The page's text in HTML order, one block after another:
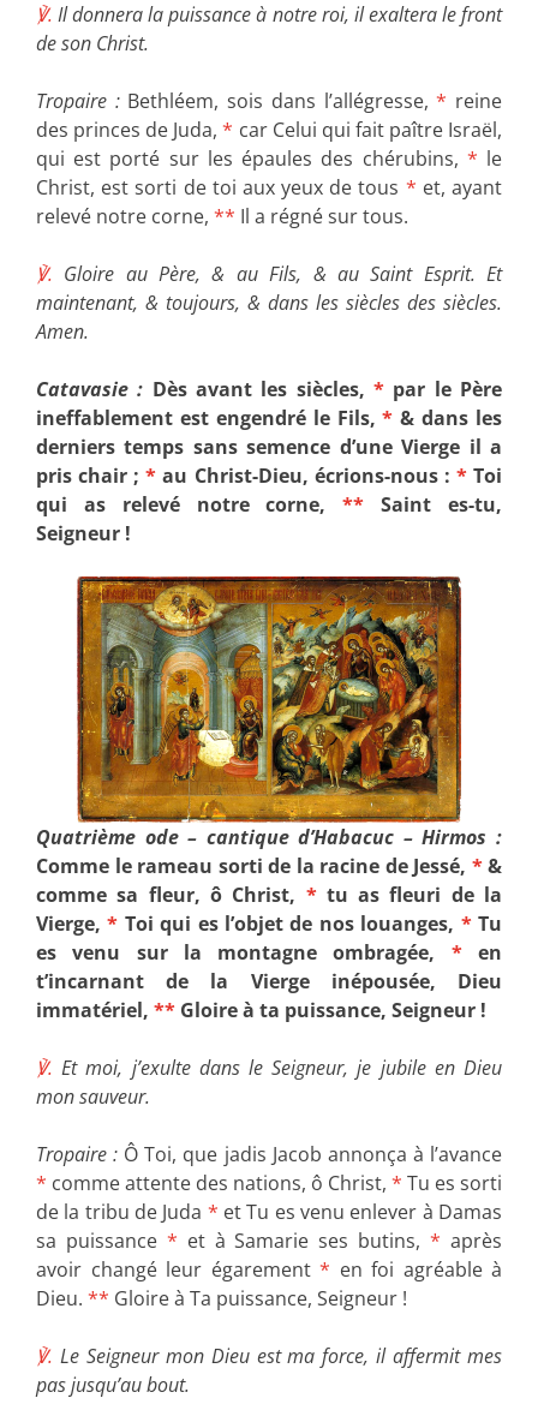
℣. Il donnera la puissance à notre roi, il exaltera le front
de son Christ.
Tropaire : Bethléem, sois dans l’allégresse,* reine
des princes de Juda,* car Celui qui fait paître Israël,
qui est porté sur les épaules des chérubins, * le
Christ, est sorti de toi aux yeux de tous * et, ayant
relevé notre corne, ** Il a régné sur tous.
℣. Gloire au Père, & au Fils, & au Saint Esprit. Et
maintenant, & toujours, & dans les siècles des siècles.
Amen.
Catavasie : Dès avant les siècles,* par le Père
ineffablement est engendré le Fils,* & dans les
derniers temps sans semence d’une Vierge il a
pris chair ;* au Christ-Dieu, écrions-nous : *Toi
qui as relevé notre corne,** Saint es-tu,
Seigneur !
Quatrième ode – cantique d’Habacuc – Hirmos :
Comme le rameau sorti de la racine de Jessé, *&
comme sa fleur, ô Christ, *tu as fleuri de la
Vierge,* Toi qui es l’objet de nos louanges, *Tu
es venu sur la montagne ombragée, *en
t’incarnant de la Vierge inépousée, Dieu
immatériel, ** Gloire à ta puissance, Seigneur !
℣. Et moi, j’exulte dans le Seigneur, je jubile en Dieu
mon sauveur.
Tropaire : Ô Toi, que jadis Jacob annonça à l’avance
* comme attente des nations, ô Christ, * Tu es sorti
de la tribu de Juda * et Tu es venu enlever à Damas
sa puissance * et à Samarie ses butins,* après
avoir changé leur égarement * en foi agréable à
Dieu. ** Gloire à Ta puissance, Seigneur !
℣. Le Seigneur mon Dieu est ma force, il affermit mes
pas jusqu’au bout.